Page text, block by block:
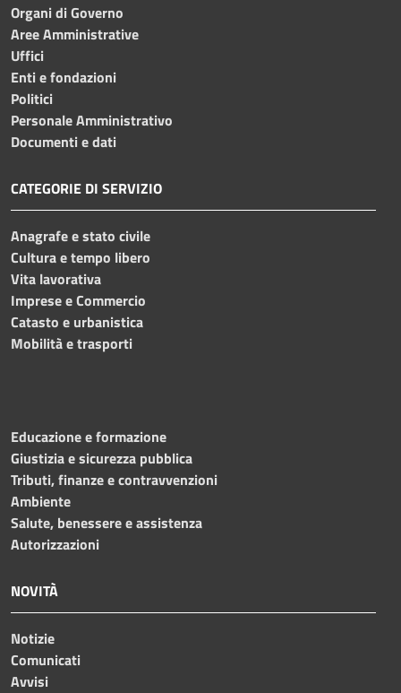
Organi di Governo
Aree Amministrative
Uffici
Enti e fondazioni
Politici
Personale Amministrativo
Documenti e dati
CATEGORIE DI SERVIZIO
Anagrafe e stato civile
Cultura e tempo libero
Vita lavorativa
Imprese e Commercio
Catasto e urbanistica
Mobilità e trasporti
Educazione e formazione
Giustizia e sicurezza pubblica
Tributi, finanze e contravvenzioni
Ambiente
Salute, benessere e assistenza
Autorizzazioni
NOVITÀ
Notizie
Comunicati
Avvisi